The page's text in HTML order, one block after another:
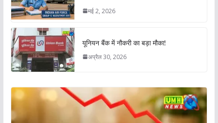
मई 2, 2026
यूनियन बैंक में नौकरी का बड़ा मौका!
अप्रैल 30, 2026